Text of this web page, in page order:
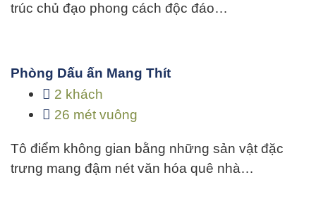
trúc chủ đạo phong cách độc đáo…
Phòng Dấu ấn Mang Thít
2 khách
26 mét vuông
Tô điểm không gian bằng những sản vật đặc
trưng mang đậm nét văn hóa quê nhà…